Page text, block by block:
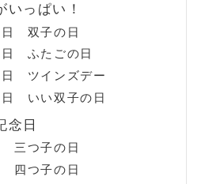
いっぱい！
日 双子の日
ふたごの日
ツインズデー
日 いい双子の日
念日
三つ子の日
四つ子の日